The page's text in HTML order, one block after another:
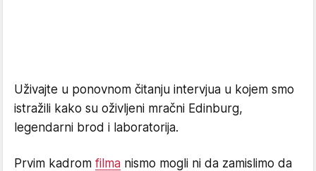
Uživajte u ponovnom čitanju intervjua u kojem smo
istražili kako su oživljeni mračni Edinburg,
legendarni brod i laboratorija.
Prvim kadrom filma nismo mogli ni da zamislimo da